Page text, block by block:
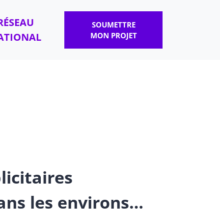
SOUMETTRE
MON PROJET
les environs…